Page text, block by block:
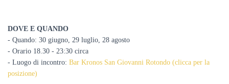
DOVE E QUANDO
- Quando: 30 giugno, 29 luglio, 28 agosto
- Orario 18.30 - 23:30 circa
- Luogo di incontro: Bar Kronos San Giovanni Rotondo (clicca per la
posizione)